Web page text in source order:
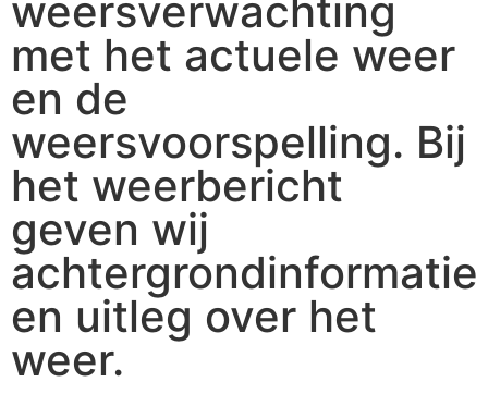
weersverwachting
met het actuele weer
en de
weersvoorspelling. Bij
het weerbericht
geven wij
achtergrondinformatie
en uitleg over het
weer.